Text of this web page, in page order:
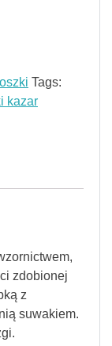
Tags:
kazar
zdobionej
z
suwakiem.